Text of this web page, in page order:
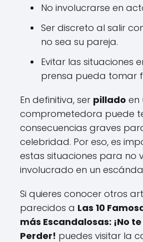
No involucrarse en
Ser discreto al salir
no sea su pareja.
Evitar las situaciones
prensa pueda tomar
En definitiva, ser pillado en
comprometedora puede
consecuencias graves
celebridad. Por eso, es
estas situaciones para no
involucrado en un
Si quieres conocer otros
parecidos a Las 10
más Escandalosas: ¡No
Perder! puedes visitar la